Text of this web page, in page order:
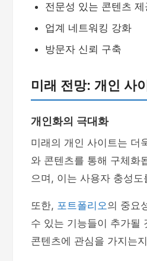
전문성 있는 콘텐츠 제
업계 네트워킹 강화
방문자 신뢰 구축
미래 전망: 개인 사
개인화의 극대화
미래의 개인 사이트는 더
와 콘텐츠를 통해 구체화
으며, 이는 사용자 충성
또한, 포트폴리오의 중요
수 있는 기능들이 추가될
콘텐츠에 관심을 가지는